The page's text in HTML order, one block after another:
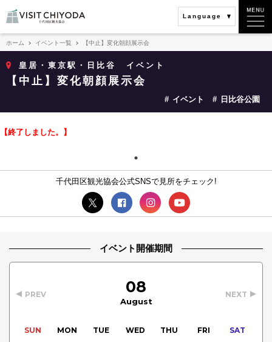
Language
ホーム イベント一覧 【中止】変化朝顔展示会
皇居・東京駅・日比谷 イベント
【中止】変化朝顔展示会
イベント 日比谷公園
【終了しました。】
千代田区観光協会公式SNSで見所をチェック!
イベント開催期間
PREV 08
August
NEXT
SUN MON TUE WED THU FRI SAT